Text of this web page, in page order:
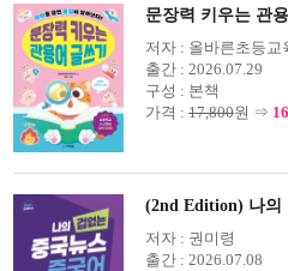
문장력 키우는 관
저자 : 올바른초등교
출간 : 2026.07.29
구성 : 본책
가격 : 17,800원 ⇒
(2nd Edition) 나의
저자 : 권미령
출간 : 2026.07.08